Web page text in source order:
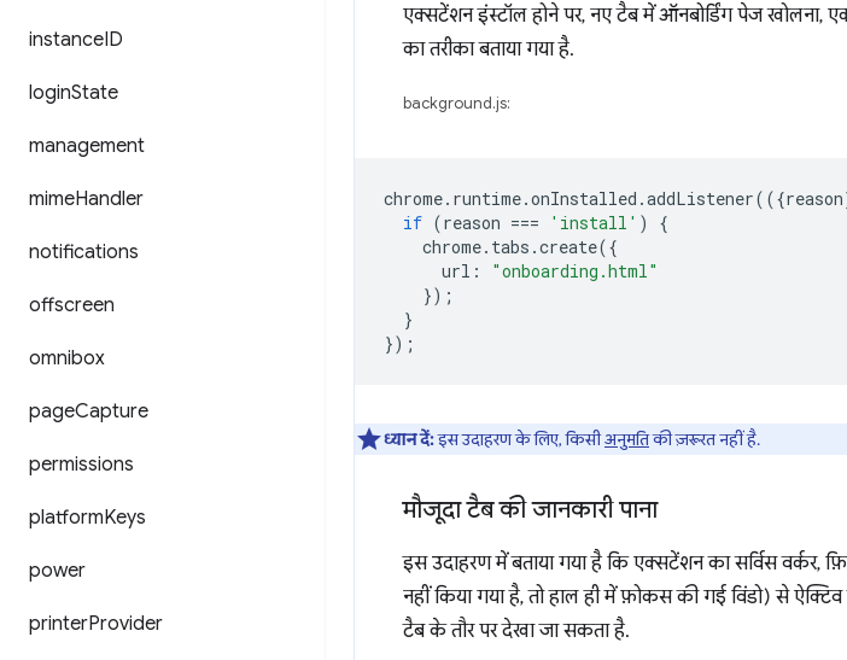
instanceID
loginState
management
mimeHandler
notifications
offscreen
omnibox
pageCapture
permissions
platformKeys
power
printerProvider
एक्सटेंशन इंस्टॉल होने पर, नए टैब में ऑनबोर्डिंग पेज खोलना,
का तरीका बताया गया है.
background.js:
chrome. runtime.onInstalled .addListener(({reason
if (reason === 'install' )
{
chrome. tabs .create({
url :
"onboarding.html"
});
}
});
ध्यान दें:इस उदाहरण के लिए, किसीअनुमतिकी ज़रूरत नहीं है.
मौजूदा टैब की जानकारी पाना
इस उदाहरण में बताया गया है कि एक्सटेंशन का सर्विस
नहीं किया गया है, तो हाल ही में फ़ोकस की गई विंडो) से
टैब के तौर पर देखा जा सकता है.